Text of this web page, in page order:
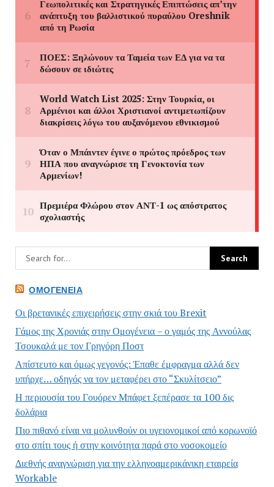
ΟΜΟΓΈΝΕΙΑ
Οι βρετανικές επιχειρήσεις στην σκιά του Brexit
Γάμος της Χρονιάς στην Ομογένεια – ο γαμός της Αννούλας
Τσουκαλά με τον Γρηγόρη Ποστ
Απίστευτο και όμως γεγονός: Έπαθε έμφραγμα αλλά δεν
υπήρχε… οδηγός να τον μεταφέρει στο “Σκυλίτσειο”
Η περιουσία του Γουόρεν Μπάφετ ξεπέρασε τα 100 δις
δολάρια
Πιο πιθανό είναι να μολυνθούν οι υγειονομικοί από κορωνοϊό
στο σπίτι τους ή στην κοινότητα παρά στο νοσοκομείο
Διεθνής αναγνώριση για την ελληνοαμερικάνικη εταιρεία
Workable